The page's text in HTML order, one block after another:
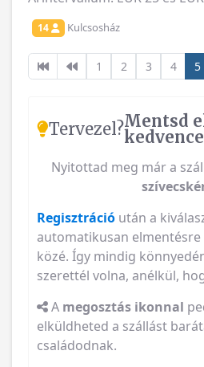
14 Kulcsosház
1 2 3 4 5
Tervezel?Mentsd
Nyitottad meg már a
Regisztráció után a
automatikusan elmentésre
közé. Így mindig
szerettél volna, anélkül,
A megosztás ikonnal
elküldheted a szállást
családodnak.